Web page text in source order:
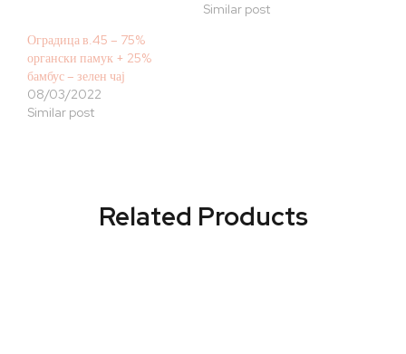
Similar post
Оградица в.45 – 75%
органски памук + 25%
бамбус – зелен чај
08/03/2022
Similar post
Related Products